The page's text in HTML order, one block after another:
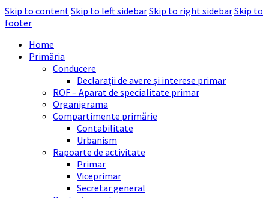
Skip to contentSkip to left sidebarSkip to right sidebarSkip to
footer
Home
Primăria
Conducere
Declarații de avere și interese primar
ROF – Aparat de specialitate primar
Organigrama
Compartimente primărie
Contabilitate
Urbanism
Rapoarte de activitate
Primar
Viceprimar
Secretar general